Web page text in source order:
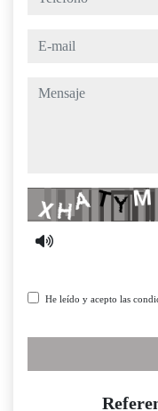
e-mail
mensaje
He leído y acepto las